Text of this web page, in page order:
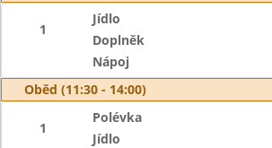
1
Jídlo
Doplněk
Nápoj
Oběd (11:30 - 14:00)
1
Polévka
Jídlo